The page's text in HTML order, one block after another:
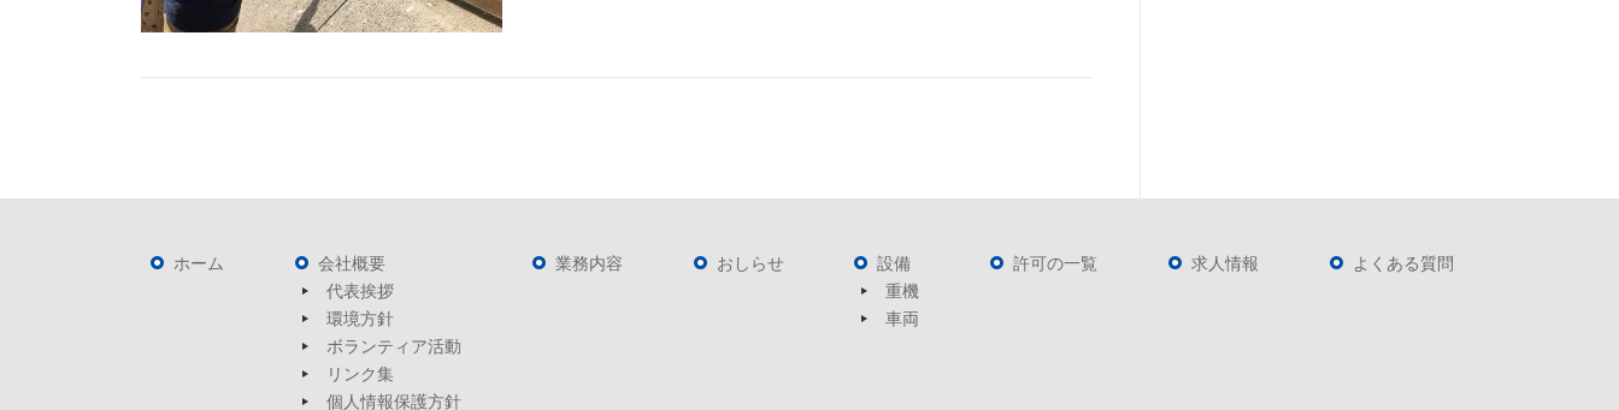
ホーム
会社概要
代表挨拶
環境方針
ボランティア活動
リンク集
個人情報保護方針
業務内容 おしらせ
設備
重機
車両
許可の一覧 求人情報 よくある質問